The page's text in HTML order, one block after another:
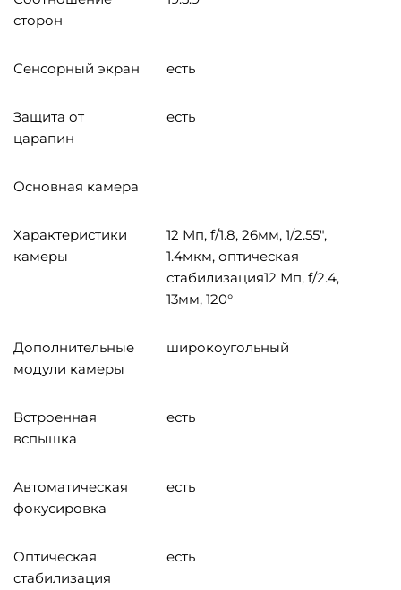
сторон
Сенсорный экран есть
Защита от
царапин
есть
Основная камера
Характеристики
камеры
12 Мп, f/1.8, 26мм, 1/2.55",
1.4мкм, оптическая
стабилизация12 Мп, f/2.4,
13мм, 120°
Дополнительные
модули камеры
широкоугольный
Встроенная
вспышка
есть
Автоматическая
фокусировка
есть
Оптическая
стабилизация
есть